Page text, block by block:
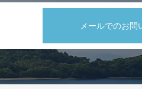
メールでのお問